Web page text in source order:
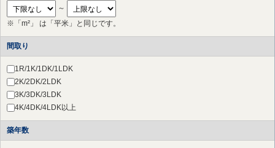
川崎市 中原区
（20件）
川崎市 多摩区
（24件）
川崎市 宮前区（65件）
川崎市 幸区
横浜市 都筑区 （19件）
横浜市 青葉区
さいたま市 北区
草加市（1件）
横浜市 鶴見区（28件）
横浜市 神奈川区
～
※「m²」 は「平米」と同じです。
間取り
1R/1K/1DK/1LDK
2K/2DK/2LDK
3K/3DK/3LDK
4K/4DK/4LDK以上
築年数